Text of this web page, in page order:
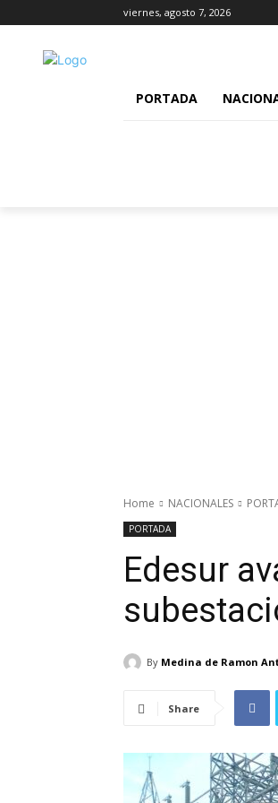
viernes, agosto 7, 2026
PORTADA
Home NACIONALES
PORTADA
Edesur
By Medina de Ramon
Share